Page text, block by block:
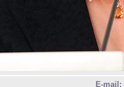
E-mail: